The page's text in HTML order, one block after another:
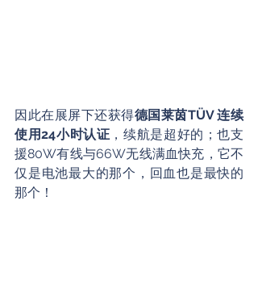
因此在展屏下还获得德国莱茵TÜV 连续
使用24小时认证 ，续航是超好的；也支
援80W有线与66W无线满血快充，它不
仅是电池最大的那个，回血也是最快的
那个！